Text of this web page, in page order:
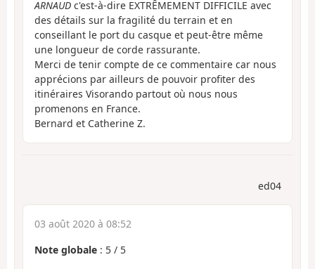
ARNAUD c'est-à-dire EXTRÊMEMENT DIFFICILE avec
des détails sur la fragilité du terrain et en
conseillant le port du casque et peut-être même
une longueur de corde rassurante.
Merci de tenir compte de ce commentaire car nous
apprécions par ailleurs de pouvoir profiter des
itinéraires Visorando partout où nous nous
promenons en France.
Bernard et Catherine Z.
ed04
03 août 2020 à 08:52
Note globale : 5 / 5